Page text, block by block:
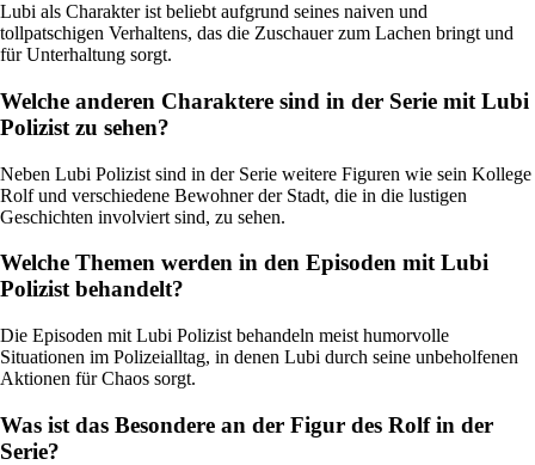
Lubi als Charakter ist beliebt aufgrund seines naiven und
tollpatschigen Verhaltens, das die Zuschauer zum Lachen bringt und
für Unterhaltung sorgt.
Welche anderen Charaktere sind in der Serie mit Lubi
Polizist zu sehen?
Neben Lubi Polizist sind in der Serie weitere Figuren wie sein Kollege
Rolf und verschiedene Bewohner der Stadt, die in die lustigen
Geschichten involviert sind, zu sehen.
Welche Themen werden in den Episoden mit Lubi
Polizist behandelt?
Die Episoden mit Lubi Polizist behandeln meist humorvolle
Situationen im Polizeialltag, in denen Lubi durch seine unbeholfenen
Aktionen für Chaos sorgt.
Was ist das Besondere an der Figur des Rolf in der
Serie?